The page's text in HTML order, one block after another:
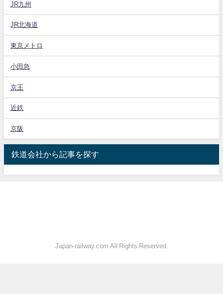
JR九州
JR北海道
東京メトロ
小田急
京王
近鉄
京阪
鉄道会社から記事を探す
Japan-railway.com All Rights Reserved.